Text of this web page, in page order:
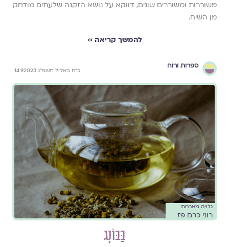
משוררות ומשוררים שונים, דווקא על נושא הזקנה שלעתים מודחק
מן השיח.
להמשך קריאה ››
ספרות ורוח
כ״ח באלול תשפ״ג 14.9.2023
גלויה מארחת
רוני כרם פז
בַּבּוֹנָג